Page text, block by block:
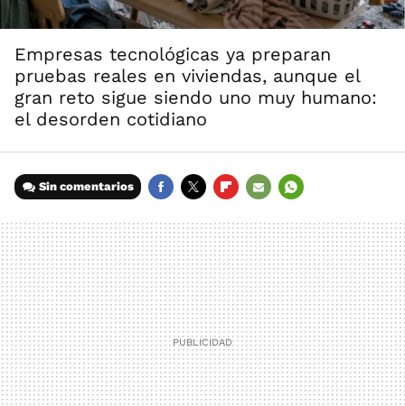
Empresas tecnológicas ya preparan
pruebas reales en viviendas, aunque el
gran reto sigue siendo uno muy humano:
el desorden cotidiano
Sin comentarios
MAIL